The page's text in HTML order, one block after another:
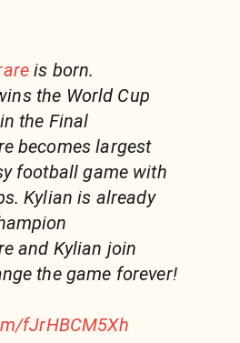
is born.
the World Cup
the Final
becomes largest
football game with
Kylian is already
and Kylian join
the game forever!
fJrHBCM5Xh